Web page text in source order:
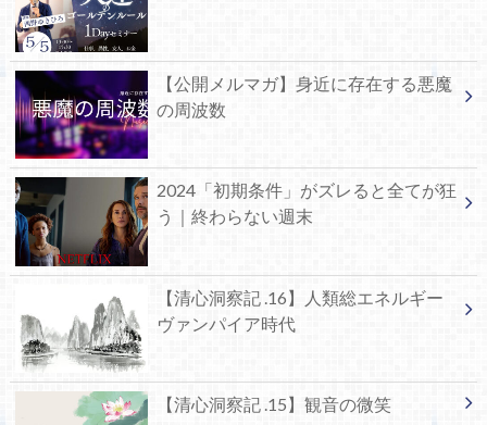
【公開メルマガ】身近に存在する悪魔
の周波数
2024「初期条件」がズレると全てが狂
う｜終わらない週末
【清心洞察記 .16】人類総エネルギー
ヴァンパイア時代
【清心洞察記 .15】観音の微笑